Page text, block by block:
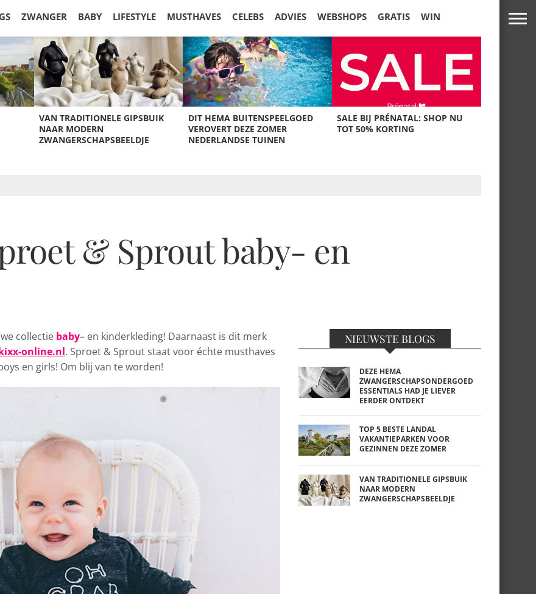
ZWANGER BABY LIFESTYLE MUSTHAVES CELEBS ADVIES WEBSHOPS GRATIS WIN
VAN TRADITIONELE GIPSBUIK
NAAR MODERN
ZWANGERSCHAPSBEELDJE
DIT HEMA BUITENSPEELGOED
VEROVERT DEZE ZOMER
NEDERLANDSE TUINEN
SALE BIJ PRÉNATAL: SHOP NU
TOT 50% KORTING
& Sprout baby- en
collectie baby– en kinderkleding! Daarnaast is dit merk
online.nl. Sproet & Sprout staat voor échte musthaves
en girls! Om blij van te worden!
NIEUWSTE BLOGS
DEZE HEMA
ZWANGERSCHAPSONDERGOED
ESSENTIALS HAD JE LIEVER
EERDER ONTDEKT
TOP 5 BESTE LANDAL
VAKANTIEPARKEN VOOR
GEZINNEN DEZE ZOMER
VAN TRADITIONELE GIPSBUIK
NAAR MODERN
ZWANGERSCHAPSBEELDJE